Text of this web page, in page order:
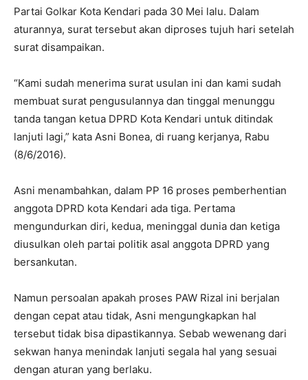
Partai Golkar Kota Kendari pada 30 Mei lalu. Dalam
aturannya, surat tersebut akan diproses tujuh hari setelah
surat disampaikan.
“Kami sudah menerima surat usulan ini dan kami sudah
membuat surat pengusulannya dan tinggal menunggu
tanda tangan ketua DPRD Kota Kendari untuk ditindak
lanjuti lagi,” kata Asni Bonea, di ruang kerjanya, Rabu
(8/6/2016).
Asni menambahkan, dalam PP 16 proses pemberhentian
anggota DPRD kota Kendari ada tiga. Pertama
mengundurkan diri, kedua, meninggal dunia dan ketiga
diusulkan oleh partai politik asal anggota DPRD yang
bersankutan.
Namun persoalan apakah proses PAW Rizal ini berjalan
dengan cepat atau tidak, Asni mengungkapkan hal
tersebut tidak bisa dipastikannya. Sebab wewenang dari
sekwan hanya menindak lanjuti segala hal yang sesuai
dengan aturan yang berlaku.